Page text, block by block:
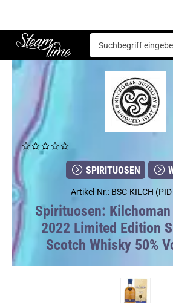
Steam time
Spirituosen Whisky Kilchoman
SPIRITUOSEN
Artikel-Nr.: BSC-KILCH
Spirituosen:
2022 Limited Edition
Scotch Whisky 50%